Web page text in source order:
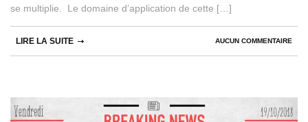
se multiplie. Le domaine d’application de cette […]
AUCUN COMMENTAIRE
LIRE LA SUITE